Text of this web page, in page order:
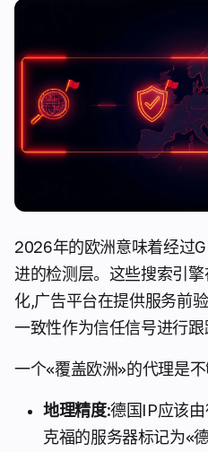
2026年的欧洲意味着经过
进的检测层。这些搜索引
化,广告平台在提供服务前
一致性作为信任信号进行跟
一个«覆盖欧洲»的代理是
地理精度:德国IP应该
克福的服务器标记为«